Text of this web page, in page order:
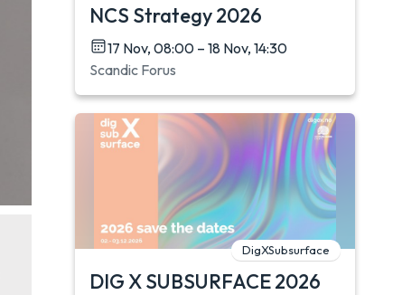
NCS Strategy 2026
17 Nov, 08:00 – 18 Nov, 14:30
Scandic Forus
DigXSubsurface
DIG X SUBSURFACE 2026